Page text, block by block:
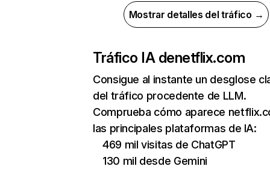
Mostrar detalles del tráfico →
Tráfico IA denetflix.com
Consigue al instante un desglose
del tráfico procedente de LLM.
Comprueba cómo aparece
las principales plataformas de IA:
469 mil visitas de ChatGPT
130 mil desde Gemini